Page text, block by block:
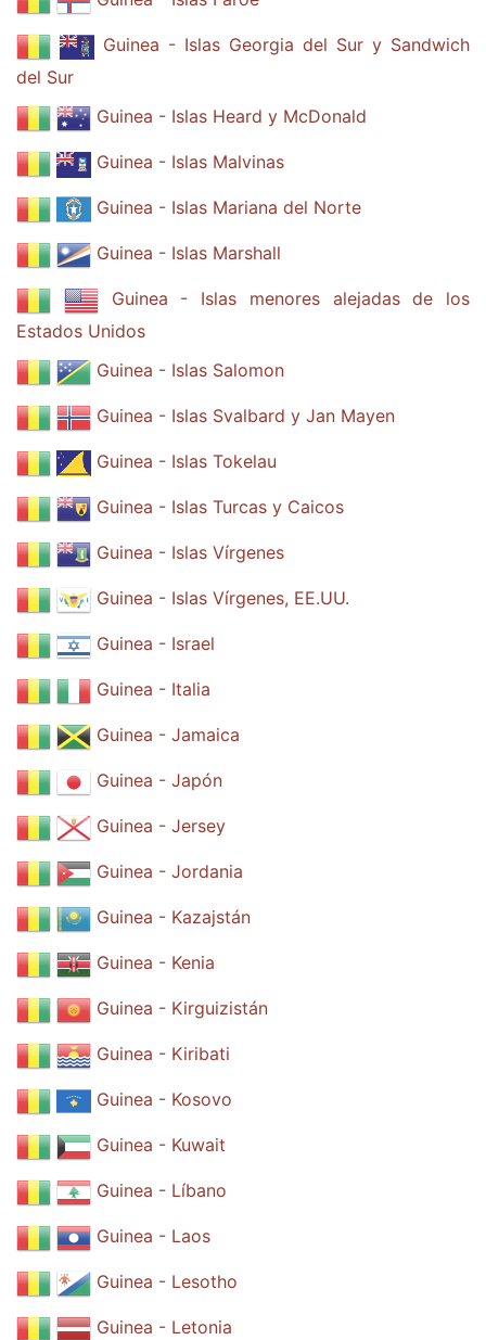
Guinea - Islas Georgia del Sur y Sandwich
del Sur
Guinea - Islas Heard y McDonald
Guinea - Islas Malvinas
Guinea - Islas Mariana del Norte
Guinea - Islas Marshall
Guinea - Islas menores alejadas de los
Estados Unidos
Guinea - Islas Salomon
Guinea - Islas Svalbard y Jan Mayen
Guinea - Islas Tokelau
Guinea - Islas Turcas y Caicos
Guinea - Islas Vírgenes
Guinea - Islas Vírgenes, EE.UU.
Guinea - Israel
Guinea - Italia
Guinea - Jamaica
Guinea - Japón
Guinea - Jersey
Guinea - Jordania
Guinea - Kazajstán
Guinea - Kenia
Guinea - Kirguizistán
Guinea - Kiribati
Guinea - Kosovo
Guinea - Kuwait
Guinea - Líbano
Guinea - Laos
Guinea - Lesotho
Guinea - Letonia